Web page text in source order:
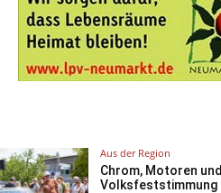
Aus der Region
Chrom, Motoren und
Volksfeststimmung